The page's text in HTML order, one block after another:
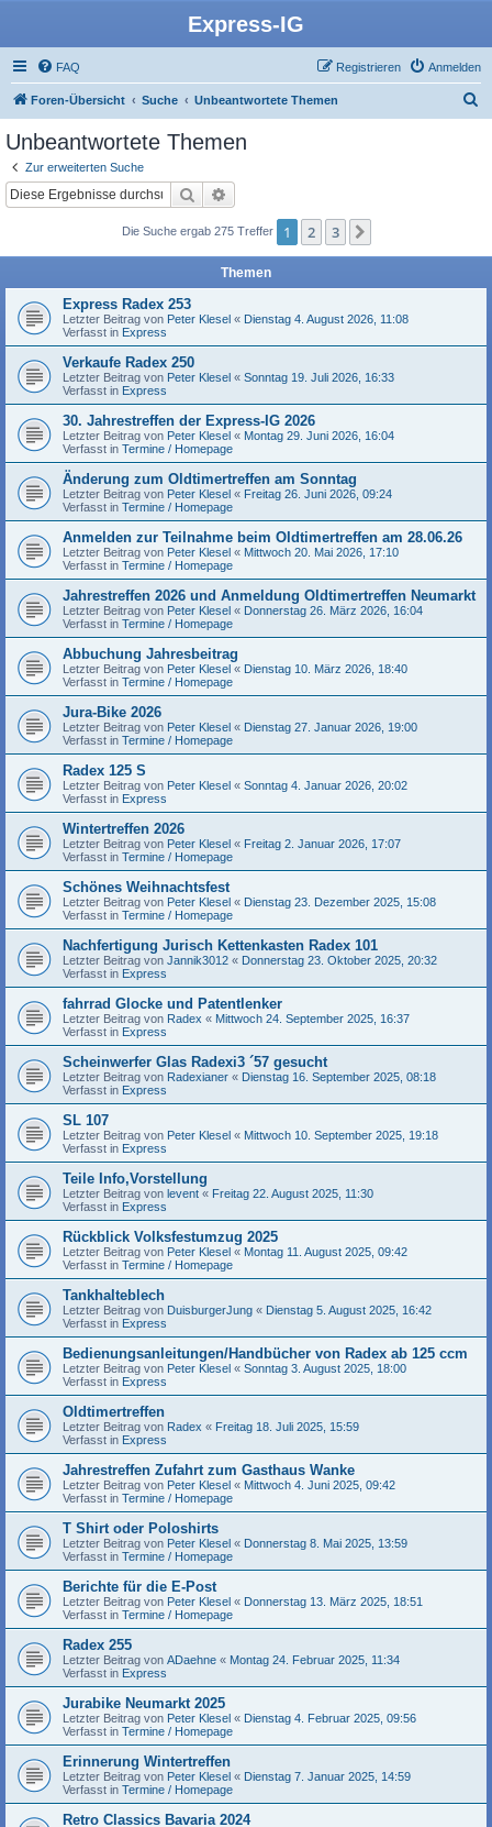
Express-IG
FAQ Anmelden
Registrieren
Foren-Übersicht Suche Unbeantwortete Themen
Unbeantwortete Themen
Zur erweiterten Suche
Suche
Die Suche ergab 275 Treffer 1 2 3
Themen
Express Radex 253
Letzter Beitrag von Peter Klesel « Dienstag 4. August 2026, 11:08
Verfasst in Express
Verkaufe Radex 250
Letzter Beitrag von Peter Klesel « Sonntag 19. Juli 2026, 16:33
Verfasst in Express
30. Jahrestreffen der Express-IG 2026
Letzter Beitrag von Peter Klesel « Montag 29. Juni 2026, 16:04
Verfasst in Termine / Homepage
Änderung zum Oldtimertreffen am Sonntag
Letzter Beitrag von Peter Klesel « Freitag 26. Juni 2026, 09:24
Verfasst in Termine / Homepage
Anmelden zur Teilnahme beim Oldtimertreffen am 28.06.26
Letzter Beitrag von Peter Klesel « Mittwoch 20. Mai 2026, 17:10
Verfasst in Termine / Homepage
Jahrestreffen 2026 und Anmeldung Oldtimertreffen Neumarkt
Letzter Beitrag von Peter Klesel « Donnerstag 26. März 2026, 16:04
Verfasst in Termine / Homepage
Abbuchung Jahresbeitrag
Letzter Beitrag von Peter Klesel « Dienstag 10. März 2026, 18:40
Verfasst in Termine / Homepage
Jura-Bike 2026
Letzter Beitrag von Peter Klesel « Dienstag 27. Januar 2026, 19:00
Verfasst in Termine / Homepage
Radex 125 S
Letzter Beitrag von Peter Klesel « Sonntag 4. Januar 2026, 20:02
Verfasst in Express
Wintertreffen 2026
Letzter Beitrag von Peter Klesel « Freitag 2. Januar 2026, 17:07
Verfasst in Termine / Homepage
Schönes Weihnachtsfest
Letzter Beitrag von Peter Klesel « Dienstag 23. Dezember 2025, 15:08
Verfasst in Termine / Homepage
Nachfertigung Jurisch Kettenkasten Radex 101
Letzter Beitrag von Jannik3012 « Donnerstag 23. Oktober 2025, 20:32
Verfasst in Express
fahrrad Glocke und Patentlenker
Letzter Beitrag von Radex « Mittwoch 24. September 2025, 16:37
Verfasst in Express
Scheinwerfer Glas Radexi3 ´57 gesucht
Letzter Beitrag von Radexianer « Dienstag 16. September 2025, 08:18
Verfasst in Express
SL 107
Letzter Beitrag von Peter Klesel « Mittwoch 10. September 2025, 19:18
Verfasst in Express
Teile Info,Vorstellung
Letzter Beitrag von levent « Freitag 22. August 2025, 11:30
Verfasst in Express
Rückblick Volksfestumzug 2025
Letzter Beitrag von Peter Klesel « Montag 11. August 2025, 09:42
Verfasst in Termine / Homepage
Tankhalteblech
Letzter Beitrag von DuisburgerJung « Dienstag 5. August 2025, 16:42
Verfasst in Express
Bedienungsanleitungen/Handbücher von Radex ab 125 ccm
Letzter Beitrag von Peter Klesel « Sonntag 3. August 2025, 18:00
Verfasst in Express
Oldtimertreffen
Letzter Beitrag von Radex « Freitag 18. Juli 2025, 15:59
Verfasst in Express
Jahrestreffen Zufahrt zum Gasthaus Wanke
Letzter Beitrag von Peter Klesel « Mittwoch 4. Juni 2025, 09:42
Verfasst in Termine / Homepage
T Shirt oder Poloshirts
Letzter Beitrag von Peter Klesel « Donnerstag 8. Mai 2025, 13:59
Verfasst in Termine / Homepage
Berichte für die E-Post
Letzter Beitrag von Peter Klesel « Donnerstag 13. März 2025, 18:51
Verfasst in Termine / Homepage
Radex 255
Letzter Beitrag von ADaehne « Montag 24. Februar 2025, 11:34
Verfasst in Express
Jurabike Neumarkt 2025
Letzter Beitrag von Peter Klesel « Dienstag 4. Februar 2025, 09:56
Verfasst in Termine / Homepage
Erinnerung Wintertreffen
Letzter Beitrag von Peter Klesel « Dienstag 7. Januar 2025, 14:59
Verfasst in Termine / Homepage
Retro Classics Bavaria 2024